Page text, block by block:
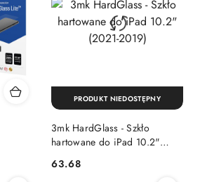
3mk HardGlass - Szkło
hartowane do iPad 10.2"
Cena:
63.68
PRODUKT NIEDOSTĘPNY